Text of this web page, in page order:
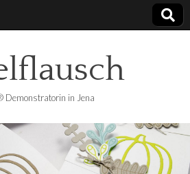
Demonstratorin in Jena